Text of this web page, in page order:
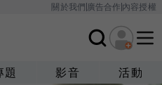
關於我們廣告合作內容授權
題 影音 活動